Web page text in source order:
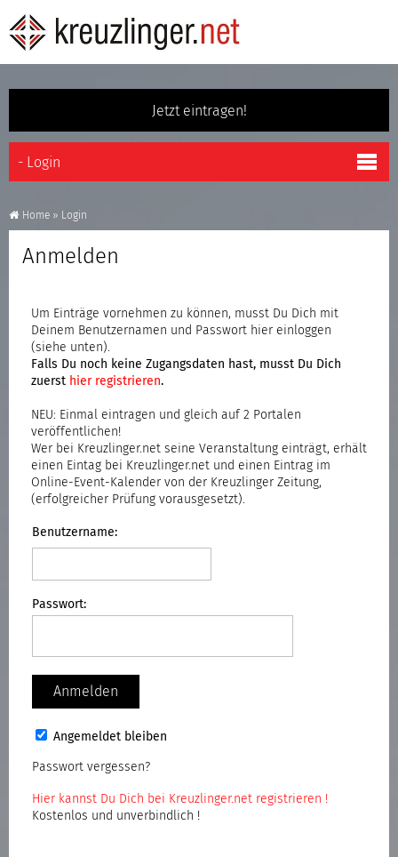
Jetzt eintragen!
Home » Login
Anmelden
Um Einträge vornehmen zu können, musst Du Dich mit
Deinem Benutzernamen und Passwort hier einloggen
(siehe unten).
Falls Du noch keine Zugangsdaten hast, musst Du Dich
zuerst hier registrieren.
NEU: Einmal eintragen und gleich auf 2 Portalen
veröffentlichen!
Wer bei Kreuzlinger.net seine Veranstaltung einträgt, erhält
einen Eintag bei Kreuzlinger.net und einen Eintrag im
Online-Event-Kalender von der Kreuzlinger Zeitung,
(erfolgreicher Prüfung vorausgesetzt).
Benutzername:
Passwort:
Angemeldet bleiben
Passwort vergessen?
Hier kannst Du Dich bei Kreuzlinger.net registrieren !
Kostenlos und unverbindlich !